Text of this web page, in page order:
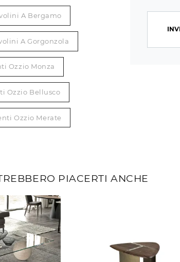
A Bergamo
A Gorgonzola
Ozzio Monza
Ozzio Bellusco
Ozzio Merate
PIACERTI ANCHE